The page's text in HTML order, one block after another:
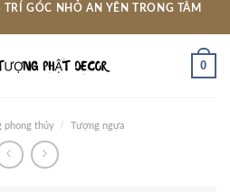
GÓC NHỎ AN YÊN TRONG TÂM
0
phong thủy / Tượng ngựa